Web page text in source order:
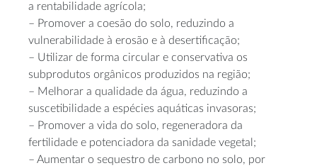
a rentabilidade agrícola;
– Promover a coesão do solo, reduzindo a
vulnerabilidade à erosão e à desertificação;
– Utilizar de forma circular e conservativa os
subprodutos orgânicos produzidos na região;
– Melhorar a qualidade da água, reduzindo a
suscetibilidade a espécies aquáticas invasoras;
– Promover a vida do solo, regeneradora da
fertilidade e potenciadora da sanidade vegetal;
– Aumentar o sequestro de carbono no solo, por